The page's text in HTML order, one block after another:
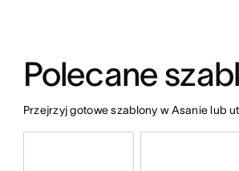
Polecane
Przejrzyj gotowe szablony w Asanie lub